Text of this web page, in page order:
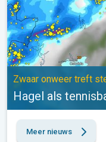
Zwaar onweer treft
Hagel als
Meer nieuws